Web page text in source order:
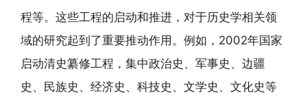
程等。这些工程的启动和推进，对于历史学相关领
域的研究起到了重要推动作用。例如，2002年国家
启动清史纂修工程，集中政治史、军事史、边疆
史、民族史、经济史、科技史、文学史、文化史等